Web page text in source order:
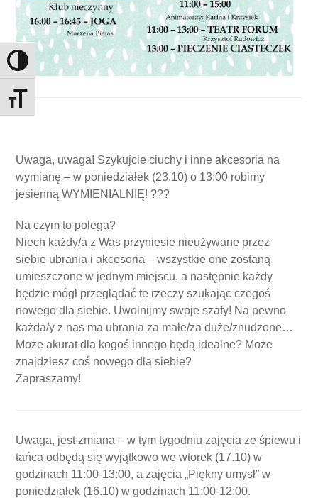
Toggle High Contrast
Toggle Font size
Uwaga, uwaga! Szykujcie ciuchy i inne akcesoria na
wymianę – w poniedziałek (23.10) o 13:00 robimy
jesienną WYMIENIALNIĘ! ???
Na czym to polega?
Niech każdy/a z Was przyniesie nieużywane przez
siebie ubrania i akcesoria – wszystkie one zostaną
umieszczone w jednym miejscu, a następnie każdy
będzie mógł przeglądać te rzeczy szukając czegoś
nowego dla siebie. Uwolnijmy swoje szafy! Na pewno
każda/y z nas ma ubrania za małe/za duże/znudzone…
Może akurat dla kogoś innego będą idealne? Może
znajdziesz coś nowego dla siebie?
Zapraszamy!
Uwaga, jest zmiana – w tym tygodniu zajęcia ze śpiewu i
tańca odbędą się wyjątkowo we wtorek (17.10) w
godzinach 11:00-13:00, a zajęcia „Piękny umysł” w
poniedziałek (16.10) w godzinach 11:00-12:00.